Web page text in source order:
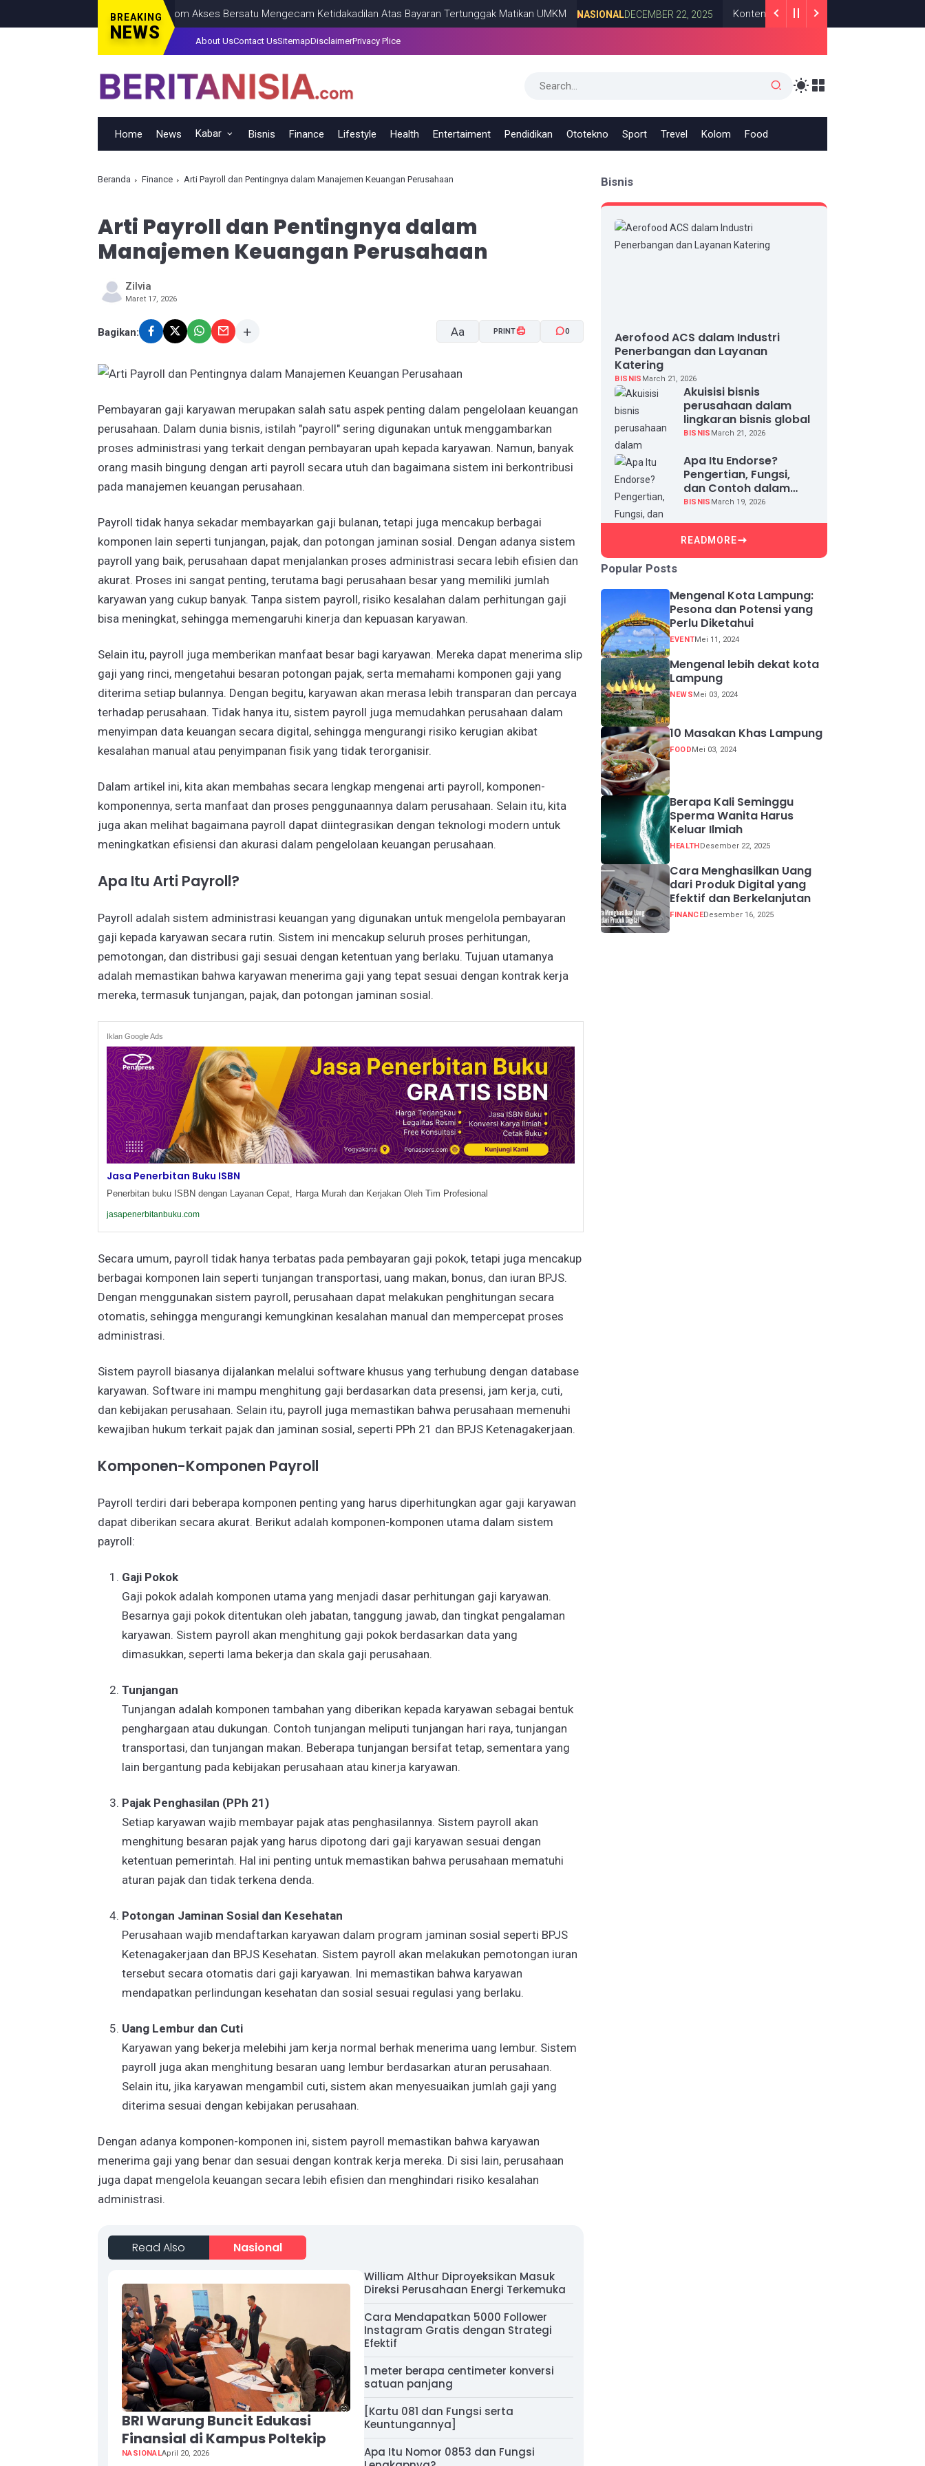
BREAKING
NEWS
Ketika Mitra Telkom Akses Bersatu Mengecam Ketidakadilan Atas Bayaran Tertunggak Matikan UMKM NASIONALDECEMBER 22, 2025 Konten Quotes Simpel yang Relate: Apakah
About UsContact UsSitemapDisclaimerPrivacy Plice
Home News Kabar Bisnis Finance Lifestyle Health Entertaiment Pendidikan Ototekno Sport Trevel Kolom Food
Beranda Finance Arti Payroll dan Pentingnya dalam Manajemen Keuangan Perusahaan
Arti Payroll dan Pentingnya dalam
Manajemen Keuangan Perusahaan
Zilvia
Maret 17, 2026
Bagikan: Aa PRINT 0
Pembayaran gaji karyawan merupakan salah satu aspek penting dalam pengelolaan keuangan
perusahaan. Dalam dunia bisnis, istilah "payroll" sering digunakan untuk menggambarkan
proses administrasi yang terkait dengan pembayaran upah kepada karyawan. Namun, banyak
orang masih bingung dengan arti payroll secara utuh dan bagaimana sistem ini berkontribusi
pada manajemen keuangan perusahaan.
Payroll tidak hanya sekadar membayarkan gaji bulanan, tetapi juga mencakup berbagai
komponen lain seperti tunjangan, pajak, dan potongan jaminan sosial. Dengan adanya sistem
payroll yang baik, perusahaan dapat menjalankan proses administrasi secara lebih efisien dan
akurat. Proses ini sangat penting, terutama bagi perusahaan besar yang memiliki jumlah
karyawan yang cukup banyak. Tanpa sistem payroll, risiko kesalahan dalam perhitungan gaji
bisa meningkat, sehingga memengaruhi kinerja dan kepuasan karyawan.
Selain itu, payroll juga memberikan manfaat besar bagi karyawan. Mereka dapat menerima slip
gaji yang rinci, mengetahui besaran potongan pajak, serta memahami komponen gaji yang
diterima setiap bulannya. Dengan begitu, karyawan akan merasa lebih transparan dan percaya
terhadap perusahaan. Tidak hanya itu, sistem payroll juga memudahkan perusahaan dalam
menyimpan data keuangan secara digital, sehingga mengurangi risiko kerugian akibat
kesalahan manual atau penyimpanan fisik yang tidak terorganisir.
Dalam artikel ini, kita akan membahas secara lengkap mengenai arti payroll, komponen-
komponennya, serta manfaat dan proses penggunaannya dalam perusahaan. Selain itu, kita
juga akan melihat bagaimana payroll dapat diintegrasikan dengan teknologi modern untuk
meningkatkan efisiensi dan akurasi dalam pengelolaan keuangan perusahaan.
Apa Itu Arti Payroll?
Payroll adalah sistem administrasi keuangan yang digunakan untuk mengelola pembayaran
gaji kepada karyawan secara rutin. Sistem ini mencakup seluruh proses perhitungan,
pemotongan, dan distribusi gaji sesuai dengan ketentuan yang berlaku. Tujuan utamanya
adalah memastikan bahwa karyawan menerima gaji yang tepat sesuai dengan kontrak kerja
mereka, termasuk tunjangan, pajak, dan potongan jaminan sosial.
Iklan Google Ads
Jasa Penerbitan Buku ISBN
Penerbitan buku ISBN dengan Layanan Cepat, Harga Murah dan Kerjakan Oleh Tim Profesional
jasapenerbitanbuku.com
Secara umum, payroll tidak hanya terbatas pada pembayaran gaji pokok, tetapi juga mencakup
berbagai komponen lain seperti tunjangan transportasi, uang makan, bonus, dan iuran BPJS.
Dengan menggunakan sistem payroll, perusahaan dapat melakukan penghitungan secara
otomatis, sehingga mengurangi kemungkinan kesalahan manual dan mempercepat proses
administrasi.
Sistem payroll biasanya dijalankan melalui software khusus yang terhubung dengan database
karyawan. Software ini mampu menghitung gaji berdasarkan data presensi, jam kerja, cuti,
dan kebijakan perusahaan. Selain itu, payroll juga memastikan bahwa perusahaan memenuhi
kewajiban hukum terkait pajak dan jaminan sosial, seperti PPh 21 dan BPJS Ketenagakerjaan.
Komponen-Komponen Payroll
Payroll terdiri dari beberapa komponen penting yang harus diperhitungkan agar gaji karyawan
dapat diberikan secara akurat. Berikut adalah komponen-komponen utama dalam sistem
payroll:
Gaji Pokok
Gaji pokok adalah komponen utama yang menjadi dasar perhitungan gaji karyawan.
Besarnya gaji pokok ditentukan oleh jabatan, tanggung jawab, dan tingkat pengalaman
karyawan. Sistem payroll akan menghitung gaji pokok berdasarkan data yang
dimasukkan, seperti lama bekerja dan skala gaji perusahaan.
Tunjangan
Tunjangan adalah komponen tambahan yang diberikan kepada karyawan sebagai bentuk
penghargaan atau dukungan. Contoh tunjangan meliputi tunjangan hari raya, tunjangan
transportasi, dan tunjangan makan. Beberapa tunjangan bersifat tetap, sementara yang
lain bergantung pada kebijakan perusahaan atau kinerja karyawan.
Pajak Penghasilan (PPh 21)
Setiap karyawan wajib membayar pajak atas penghasilannya. Sistem payroll akan
menghitung besaran pajak yang harus dipotong dari gaji karyawan sesuai dengan
ketentuan pemerintah. Hal ini penting untuk memastikan bahwa perusahaan mematuhi
aturan pajak dan tidak terkena denda.
Potongan Jaminan Sosial dan Kesehatan
Perusahaan wajib mendaftarkan karyawan dalam program jaminan sosial seperti BPJS
Ketenagakerjaan dan BPJS Kesehatan. Sistem payroll akan melakukan pemotongan iuran
tersebut secara otomatis dari gaji karyawan. Ini memastikan bahwa karyawan
mendapatkan perlindungan kesehatan dan sosial sesuai regulasi yang berlaku.
Uang Lembur dan Cuti
Karyawan yang bekerja melebihi jam kerja normal berhak menerima uang lembur. Sistem
payroll juga akan menghitung besaran uang lembur berdasarkan aturan perusahaan.
Selain itu, jika karyawan mengambil cuti, sistem akan menyesuaikan jumlah gaji yang
diterima sesuai dengan kebijakan perusahaan.
Dengan adanya komponen-komponen ini, sistem payroll memastikan bahwa karyawan
menerima gaji yang benar dan sesuai dengan kontrak kerja mereka. Di sisi lain, perusahaan
juga dapat mengelola keuangan secara lebih efisien dan menghindari risiko kesalahan
administrasi.
Read Also Nasional
BRI Warung Buncit Edukasi
Finansial di Kampus Poltekip
NASIONALApril 20, 2026
William Althur Diproyeksikan Masuk
Direksi Perusahaan Energi Terkemuka
Cara Mendapatkan 5000 Follower
Instagram Gratis dengan Strategi
Efektif
1 meter berapa centimeter konversi
satuan panjang
[Kartu 081 dan Fungsi serta
Keuntungannya]
Apa Itu Nomor 0853 dan Fungsi
Bisnis
Aerofood ACS dalam Industri
Penerbangan dan Layanan
Katering
BISNIS March 21, 2026
Akuisisi bisnis
perusahaan dalam
lingkaran bisnis global
BISNIS March 21, 2026
Apa Itu Endorse?
Pengertian, Fungsi,
dan Contoh dalam
Dunia Bisnis
BISNIS March 19, 2026
READMORE
Popular Posts
Mengenal Kota Lampung:
Pesona dan Potensi yang
Perlu Diketahui
EVENTMei 11, 2024
Mengenal lebih dekat kota
Lampung
NEWS Mei 03, 2024
10 Masakan Khas Lampung
FOOD Mei 03, 2024
Berapa Kali Seminggu
Sperma Wanita Harus
Keluar Ilmiah
HEALTH Desember 22, 2025
Cara Menghasilkan Uang
dari Produk Digital yang
Efektif dan Berkelanjutan
FINANCEDesember 16, 2025